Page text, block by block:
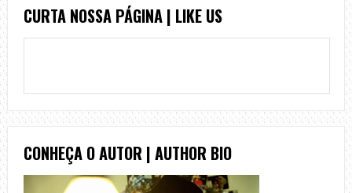
CURTA NOSSA PÁGINA | LIKE US
CONHEÇA O AUTOR | AUTHOR BIO